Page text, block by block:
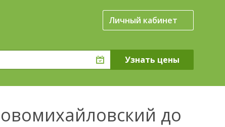
Личный кабинет
до